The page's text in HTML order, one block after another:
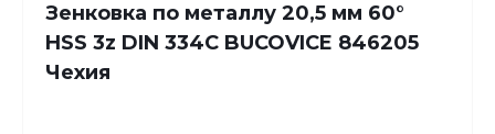
Зенковка по металлу 20,5 мм 60°
HSS 3z DIN 334C BUCOVICE 846205
Чехия